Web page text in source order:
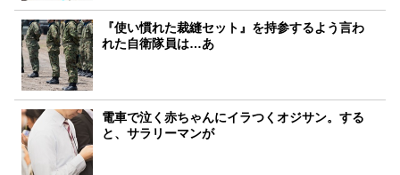
『使い慣れた裁縫セット』を持参するよう言わ
れた自衛隊員は…あ
電車で泣く赤ちゃんにイラつくオジサン。する
と、サラリーマンが